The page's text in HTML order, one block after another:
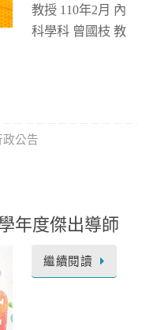
教授 110年2月 內
科學科 曾國枝 教
政公告
年度傑出導師
繼續閱讀